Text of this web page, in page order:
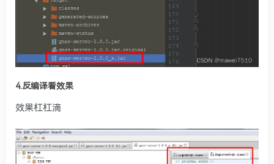
4.反编译看效果
效果杠杠滴